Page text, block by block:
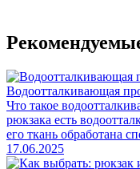
Водоотталкивающая
Что такое
рюкзака есть
его ткань обработана
17.06.2025